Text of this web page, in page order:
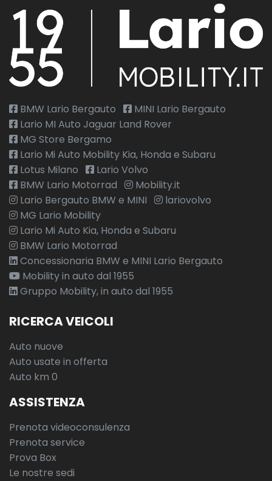
BMW Lario Bergauto
MINI Lario Bergauto
Lario MI Auto Jaguar Land Rover
MG Store Bergamo
Lario Mi Auto Mobility Kia, Honda e Subaru
Lotus Milano
Lario Volvo
BMW Lario Motorrad
Mobility.it
Lario Bergauto BMW e MINI
lariovolvo
MG Lario Mobility
Lario Mi Auto Kia, Honda e Subaru
BMW Lario Motorrad
Concessionaria BMW e MINI Lario Bergauto
Mobility in auto dal 1955
Gruppo Mobility, in auto dal 1955
RICERCA VEICOLI
Auto nuove
Auto usate in offerta
Auto km 0
ASSISTENZA
Prenota videoconsulenza
Prenota service
Prova Box
Le nostre sedi